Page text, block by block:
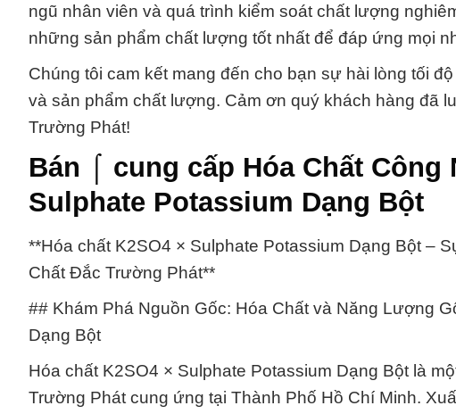
ngũ nhân viên và quá trình kiểm soát chất lượng
những sản phẩm chất lượng tốt nhất để đáp ứng mọi
Chúng tôi cam kết mang đến cho bạn sự hài lòng tối
và sản phẩm chất lượng. Cảm ơn quý khách hàng đã
Trường Phát!
Bán ⌠ cung cấp Hóa Chất Công
Sulphate Potassium Dạng Bột
**Hóa chất K2SO4 × Sulphate Potassium Dạng Bột –
Chất Đắc Trường Phát**
## Khám Phá Nguồn Gốc: Hóa Chất và Năng Lượng
Dạng Bột
Hóa chất K2SO4 × Sulphate Potassium Dạng Bột là
Trường Phát cung ứng tại Thành Phố Hồ Chí Minh.